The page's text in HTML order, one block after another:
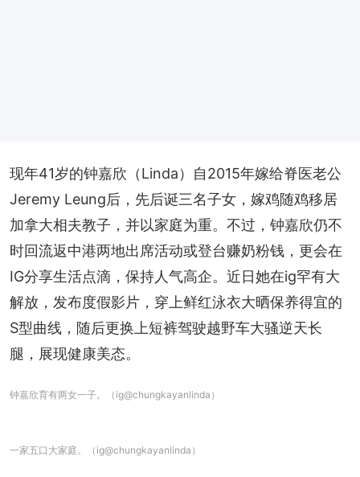
现年41岁的钟嘉欣（Linda）自2015年嫁给脊医老公
Jeremy Leung后，先后诞三名子女，嫁鸡随鸡移居
加拿大相夫教子，并以家庭为重。不过，钟嘉欣仍不
时回流返中港两地出席活动或登台赚奶粉钱，更会在
IG分享生活点滴，保持人气高企。近日她在ig罕有大
解放，发布度假影片，穿上鲜红泳衣大晒保养得宜的
S型曲线，随后更换上短裤驾驶越野车大骚逆天长
腿，展现健康美态。
钟嘉欣育有两女一子。（ig@chungkayanlinda）
一家五口大家庭。（ig@chungkayanlinda）